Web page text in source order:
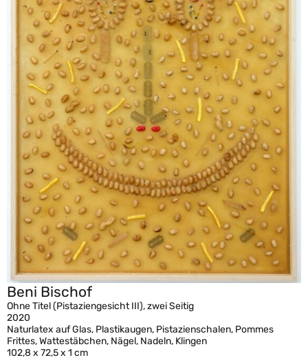
Beni Bischof
Ohne Titel (Pistaziengesicht III), zwei Seitig
2020
Naturlatex auf Glas, Plastikaugen, Pistazienschalen, Pommes
Frittes, Wattestäbchen, Nägel, Nadeln, Klingen
102,8 x 72,5 x 1 cm